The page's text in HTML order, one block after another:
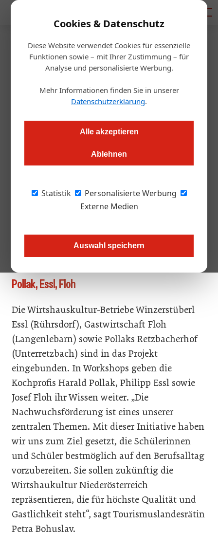
Cookies & Datenschutz
Diese Website verwendet Cookies für essenzielle
Funktionen sowie – mit Ihrer Zustimmung – für
Analyse und personalisierte Werbung.
Mehr Informationen finden Sie in unserer
Datenschutzerklärung.
Alle akzeptieren
Ablehnen
Statistik
Personalisierte Werbung
Externe Medien
Auswahl speichern
Startseite/Gastro & Hotel
Wirtshausklasse macht Schule
Redaktion.OEGZ 31.08.2018, 13:10 Uhr
An der Tourismusschule HLF Krems wird im neuen Schuljahr
Initiative „Die Klasse Wirtshauskultur
– der Niederösterreichischen Wirtshauskultur
erweitert.
Pollak, Essl, Floh
Die Wirtshauskultur-Betriebe Winzerstüberl
Essl (Rührsdorf), Gastwirtschaft Floh
(Langenlebarn) sowie Pollaks Retzbacherhof
(Unterretzbach) sind in das Projekt
eingebunden. In Workshops geben die
Kochprofis Harald Pollak, Philipp Essl sowie
Josef Floh ihr Wissen weiter. „Die
Nachwuchsförderung ist eines unserer
zentralen Themen. Mit dieser Initiative haben
wir uns zum Ziel gesetzt, die Schülerinnen
und Schüler bestmöglich auf den Berufsalltag
vorzubereiten. Sie sollen zukünftig die
Wirtshaukultur Niederösterreich
repräsentieren, die für höchste Qualität und
Gastlichkeit steht“, sagt Tourismuslandesrätin
Petra Bohuslav.